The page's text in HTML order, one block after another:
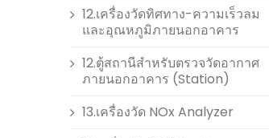
12.เครื่องวัดทิศทาง-ความเร็วลม
และอุณหภูมิภายนอกอาคาร
12.ตู้สถานีสำหรับตรวจวัดอากาศ
ภายนอกอาคาร (Station)
13.เครื่องวัด NOx Analyzer